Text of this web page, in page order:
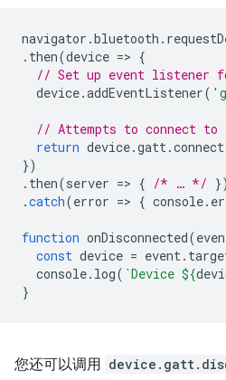
navigator .bluetooth .
. then(device => {
// Set up event listener
device.addEventListener(
// Attempts to connect to
return device.gatt.connect
})
. then(server => { /* … */ })
.catch(error => { console.
function onDisconnected(
const device = event.
console. log( `Device ${
}
您还可以调用